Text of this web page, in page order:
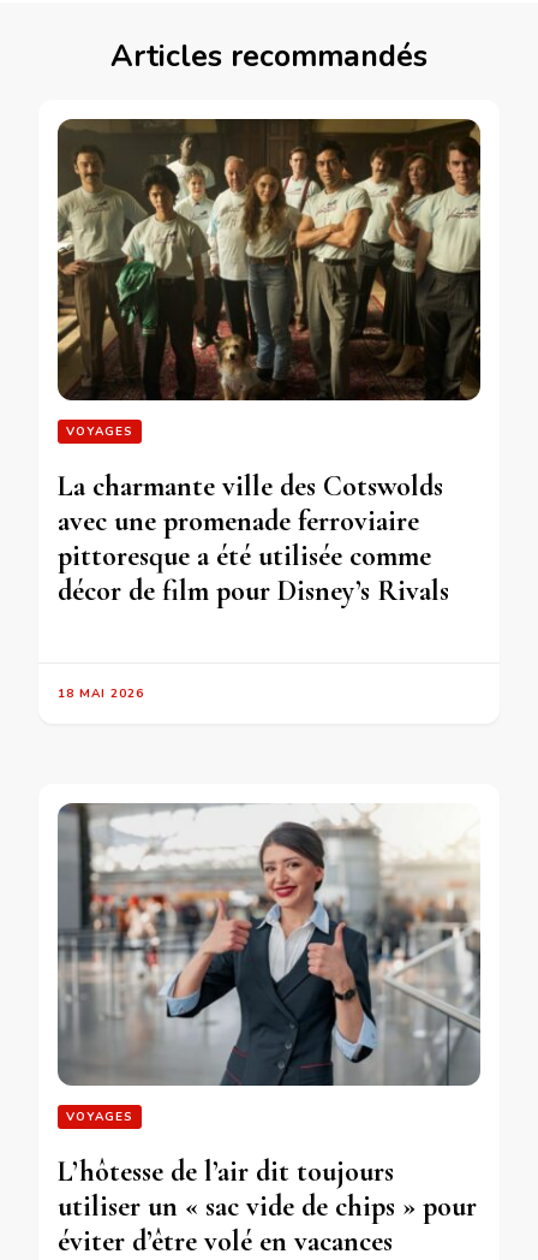
Articles recommandés
VOYAGES
La charmante ville des Cotswolds
avec une promenade ferroviaire
pittoresque a été utilisée comme
décor de film pour Disney’s Rivals
18 MAI 2026
VOYAGES
L’hôtesse de l’air dit toujours
utiliser un « sac vide de chips » pour
éviter d’être volé en vacances